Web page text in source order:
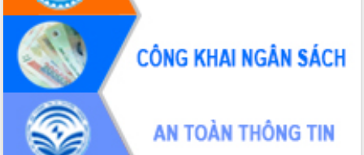
Phó Chủ tịch UBND tỉnh Đắk Lắk
Trương Công Thái kiểm tra thực địa
Dự án cao tốc Khánh Hòa - Buôn Ma
Thuột
Định vị cà phê Việt Nam như một “di
sản sống” trong dòng chảy toàn cầu
Xây dựng nông thôn mới: Nâng cao đời
sống người dân từ những mô hình thiết
thực